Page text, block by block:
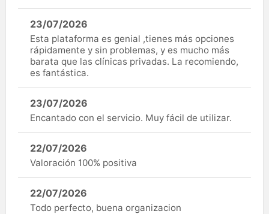
23/07/2026
Esta plataforma es genial ,tienes más opciones
rápidamente y sin problemas, y es mucho más
barata que las clínicas privadas. La recomiendo,
es fantástica.
23/07/2026
Encantado con el servicio. Muy fácil de utilizar.
22/07/2026
Valoración 100% positiva
22/07/2026
Todo perfecto, buena organizacion